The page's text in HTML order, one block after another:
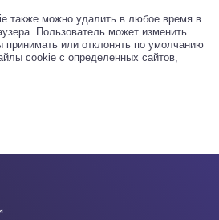
также можно удалить в любое время в
Пользователь может изменить
принимать или отклонять по умолчанию
cookie с определенных сайтов,